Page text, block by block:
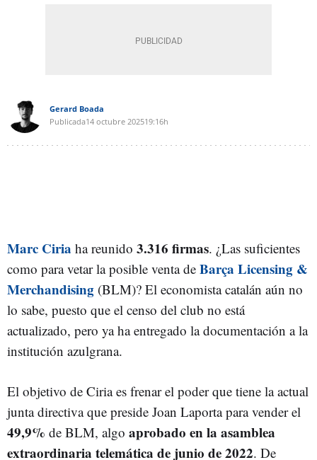
Gerard Boada
Publicada14 octubre 202519:16h
Marc Ciria ha reunido 3.316 firmas. ¿Las suficientes
como para vetar la posible venta de Barça Licensing &
Merchandising (BLM)? El economista catalán aún no
lo sabe, puesto que el censo del club no está
actualizado, pero ya ha entregado la documentación a la
institución azulgrana.
El objetivo de Ciria es frenar el poder que tiene la actual
junta directiva que preside Joan Laporta para vender el
49,9% de BLM, algo aprobado en la asamblea
extraordinaria telemática de junio de 2022. De